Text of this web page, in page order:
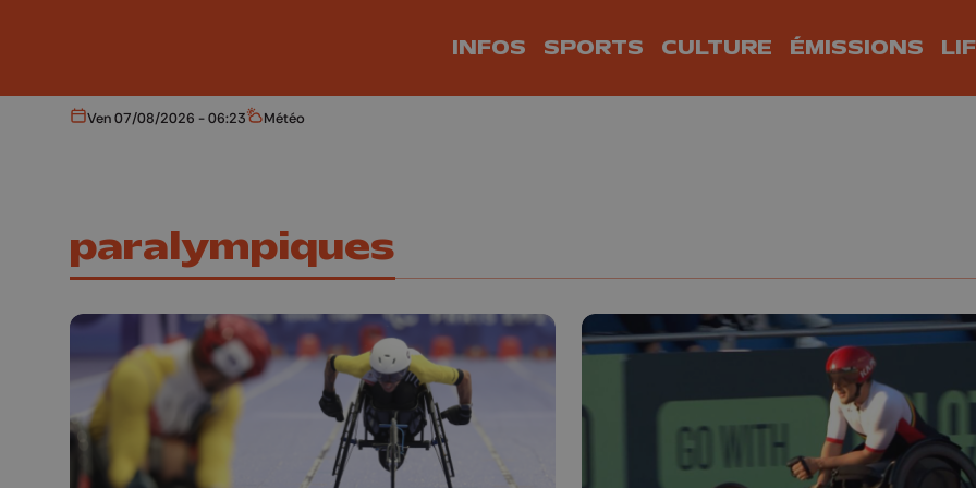
INFOS SPORTS CULTURE ÉMISSIONS
Aujourd'hui
Ven 07/08/2026 - 06:23 Météo
Météo
paralympiques